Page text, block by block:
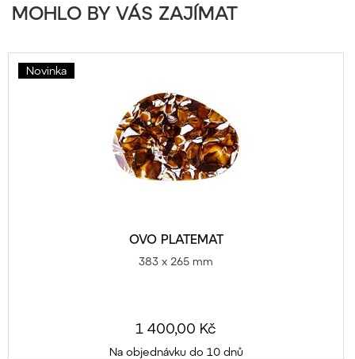
MOHLO BY VÁS ZAJÍMAT
Novinka
OVO PLATEMAT
383 x 265 mm
1 400,00 Kč
Na objednávku do 10 dnů